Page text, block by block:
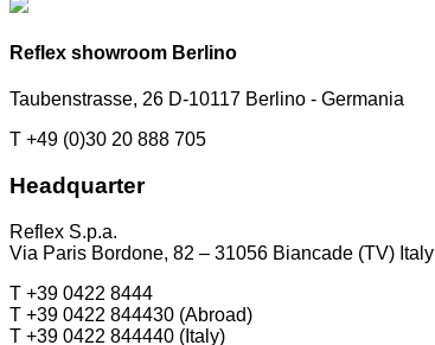
Reflex showroom Berlino
Taubenstrasse, 26 D-10117 Berlino - Germania
T +49 (0)30 20 888 705
Headquarter
Reflex S.p.a.
Via Paris Bordone, 82 – 31056 Biancade (TV) Italy
T +39 0422 8444
T +39 0422 844430 (Abroad)
T +39 0422 844440 (Italy)